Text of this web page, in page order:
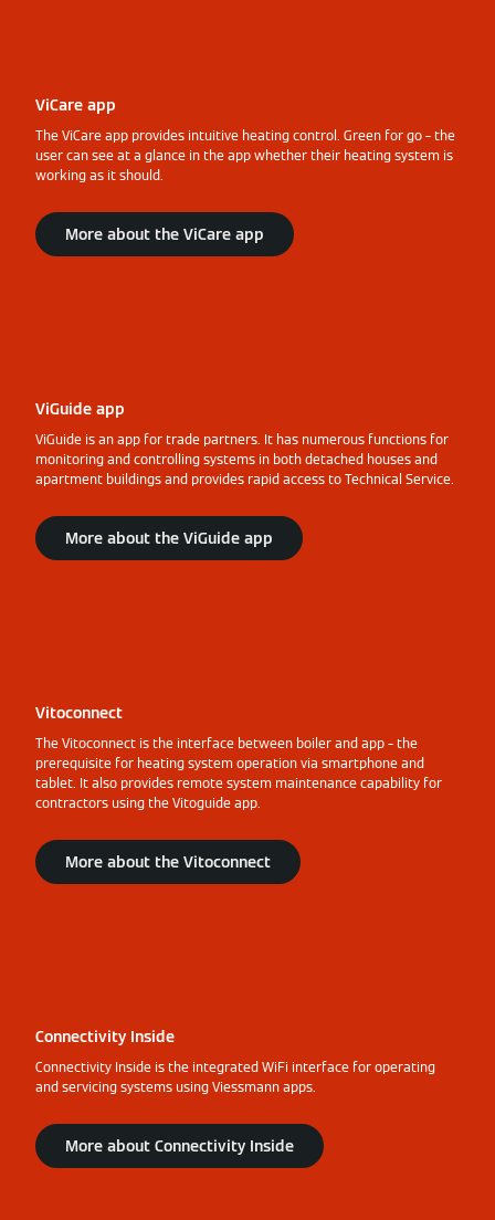
ViCare app
The ViCare app provides intuitive heating control. Green for go – the
user can see at a glance in the app whether their heating system is
working as it should.
More about the ViCare app
ViGuide app
ViGuide is an app for trade partners. It has numerous functions for
monitoring and controlling systems in both detached houses and
apartment buildings and provides rapid access to Technical Service.
More about the ViGuide app
Vitoconnect
The Vitoconnect is the interface between boiler and app – the
prerequisite for heating system operation via smartphone and
tablet. It also provides remote system maintenance capability for
contractors using the Vitoguide app.
More about the Vitoconnect
Connectivity Inside
Connectivity Inside is the integrated WiFi interface for operating
and servicing systems using Viessmann apps.
More about Connectivity Inside